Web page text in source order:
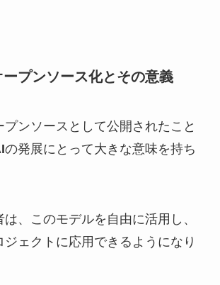
プンソース化とその意義
プンソースとして公開されたこと
の発展にとって大きな意味を持ち
、このモデルを自由に活用し、
ジェクトに応用できるようになり